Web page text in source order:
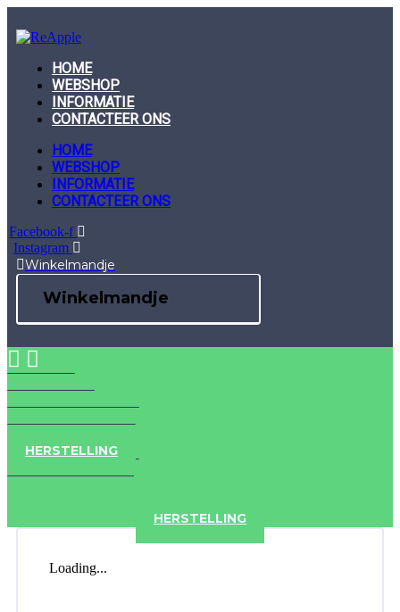
to
content
HOME
WEBSHOP
INFORMATIE
CONTACTEER ONS
HOME
WEBSHOP
INFORMATIE
CONTACTEER ONS
Facebook-f
Instagram
Winkelmandje
Winkelmandje
HERSTELLING
HERSTELLING
Loading...